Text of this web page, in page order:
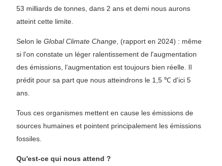
53 milliards de tonnes, dans 2 ans et demi nous aurons
atteint cette limite.
Selon le Global Climate Change , (rapport en 2024) : même
si l'on constate un léger ralentissement de l'augmentation
des émissions, l‘augmentation est toujours bien réelle. Il
prédit pour sa part que nous atteindrons le 1,5 ℃ d'ici 5
ans.
Tous ces organismes mettent en cause les émissions de
sources humaines et pointent principalement les émissions
fossiles.
Qu'est-ce qui nous attend ?